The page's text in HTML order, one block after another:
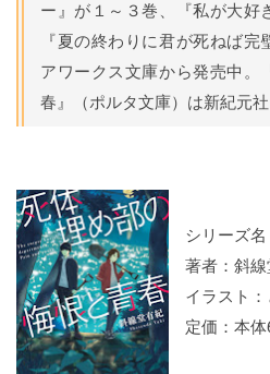
ー』が１～３巻、『私が大好
『夏の終わりに君が死ねば
アワークス文庫から発売中。
春』（ポルタ文庫）は新紀元社
シリーズ
著者：斜
イラスト
定価：本体